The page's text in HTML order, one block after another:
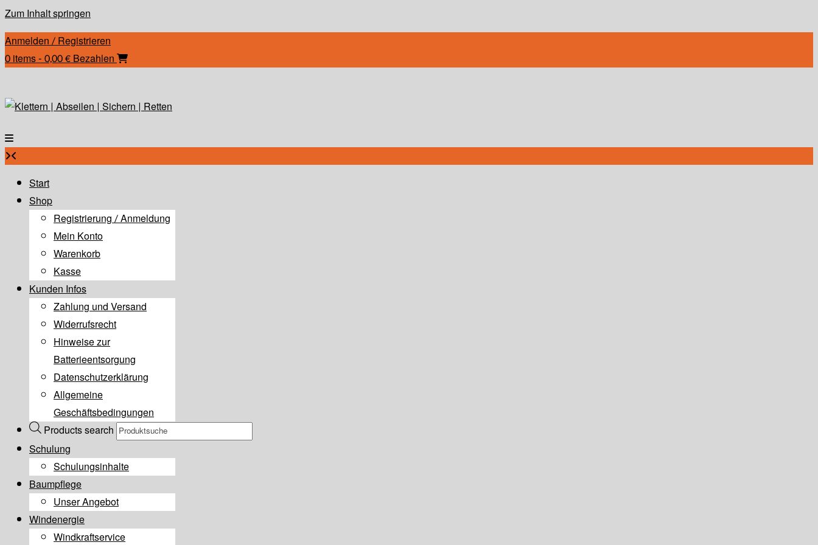
Zum Inhalt springen
Anmelden / Registrieren
0 items - 0,00 €Bezahlen
Start
Shop
Registrierung / Anmeldung
Mein Konto
Warenkorb
Kasse
Kunden Infos
Zahlung und Versand
Widerrufsrecht
Hinweise zur
Batterieentsorgung
Datenschutzerklärung
Allgemeine
Geschäftsbedingungen
Products search
Schulung
Schulungsinhalte
Baumpflege
Unser Angebot
Windenergie
Windkraftservice